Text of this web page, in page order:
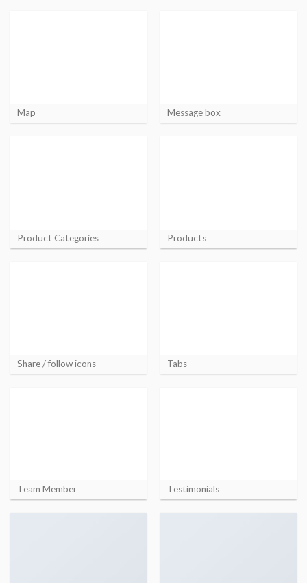
Map Message box
Product Categories Products
Share / follow icons Tabs
Team Member Testimonials